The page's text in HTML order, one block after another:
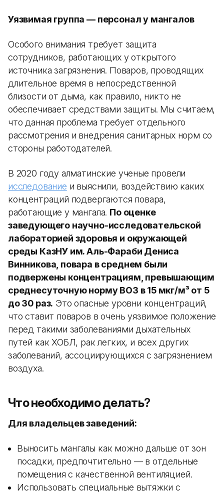
Уязвимая группа — персонал у мангалов
Особого внимания требует защита
сотрудников, работающих у открытого
источника загрязнения. Поваров, проводящих
длительное время в непосредственной
близости от дыма, как правило, никто не
обеспечивает средствами защиты. Мы считаем,
что данная проблема требует отдельного
рассмотрения и внедрения санитарных норм со
стороны работодателей.
В 2020 году алматинские ученые провели
исследование и выяснили, воздействию каких
концентраций подвергаются повара,
работающие у мангала. По оценке
заведующего научно-исследовательской
лабораторией здоровья и окружающей
среды КазНУ им. Аль-Фараби Дениса
Винникова, повара в среднем были
подвержены концентрациям, превышающим
среднесуточную норму ВОЗ в 15 мкг/м³ от 5
до 30 раз. Это опасные уровни концентраций,
что ставит поваров в очень уязвимое положение
перед такими заболеваниями дыхательных
путей как ХОБЛ, рак легких, и всех других
заболеваний, ассоциирующихся с загрязнением
воздуха.
Что необходимо делать?
Для владельцев заведений:
Выносить мангалы как можно дальше от зон
посадки, предпочтительно — в отдельные
помещения с качественной вентиляцией.
Использовать специальные вытяжки с